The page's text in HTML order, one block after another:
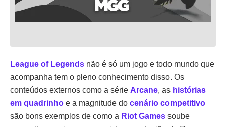
League of Legends não é só um jogo e todo mundo que
acompanha tem o pleno conhecimento disso. Os
conteúdos externos como a série Arcane, as histórias
em quadrinho e a magnitude do cenário competitivo
são bons exemplos de como a Riot Games soube